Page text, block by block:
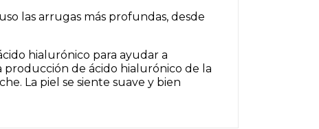
las arrugas más profundas, desde
hialurónico para ayudar a
de ácido hialurónico de la
La piel se siente suave y bien